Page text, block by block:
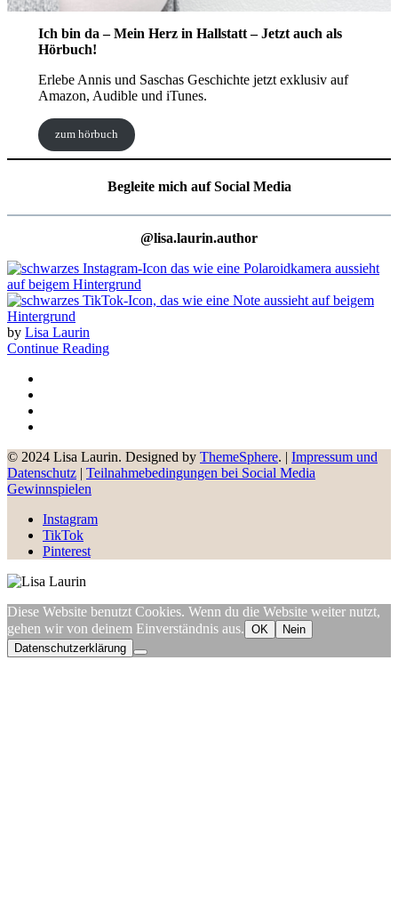
Ich bin da – Mein Herz in Hallstatt – Jetzt auch als
Hörbuch!
Erlebe Annis und Saschas Geschichte jetzt exklusiv auf
Amazon, Audible und iTunes.
zum hörbuch
Begleite mich auf Social Media
@lisa.laurin.author
by Lisa Laurin
Continue Reading
© 2024 Lisa Laurin. Designed by ThemeSphere. | Impressum und
Datenschutz | Teilnahmebedingungen bei Social Media
Gewinnspielen
Instagram
TikTok
Pinterest
Diese Website benutzt Cookies. Wenn du die Website weiter nutzt,
gehen wir von deinem Einverständnis aus. OK
Nein
Datenschutzerklärung